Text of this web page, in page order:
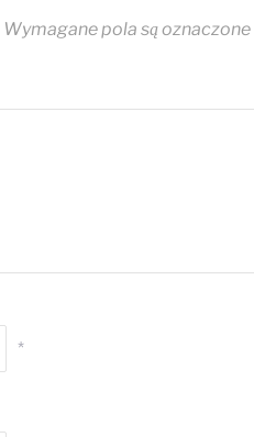
Wymagane pola są oznaczone
*